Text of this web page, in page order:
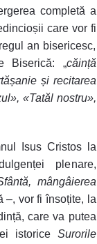
completă a
care vor fi
an bisericesc,
Biserică: „căință
și recitarea
«Tatăl nostru»,
Isus Cristos la
plenare,
mângâierea
–, vor fi însoțite, la
care va putea
istorice Surorile